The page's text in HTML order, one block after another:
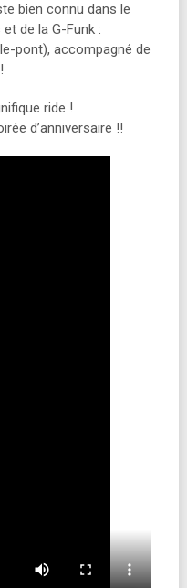
bien connu dans le
de la G-Funk :
pont), accompagné de
ride !
d’anniversaire !!